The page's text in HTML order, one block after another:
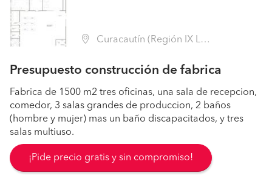
Curacautín (Región IX La Araucanía - Malleco)
Presupuesto construcción de fabrica
Fabrica de 1500 m2 tres oficinas, una sala de recepcion,
comedor, 3 salas grandes de produccion, 2 baños
(hombre y mujer) mas un baño discapacitados, y tres
salas multiuso.
¡Pide precio gratis y sin compromiso!